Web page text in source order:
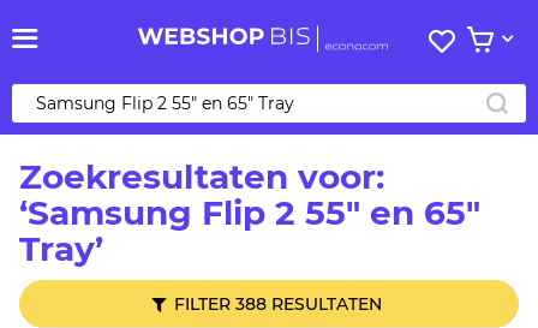
Mijn
Bekijk
Zoekresultaten voor:
‘Samsung Flip 2 55" en 65"
Tray’
FILTER 388 RESULTATEN